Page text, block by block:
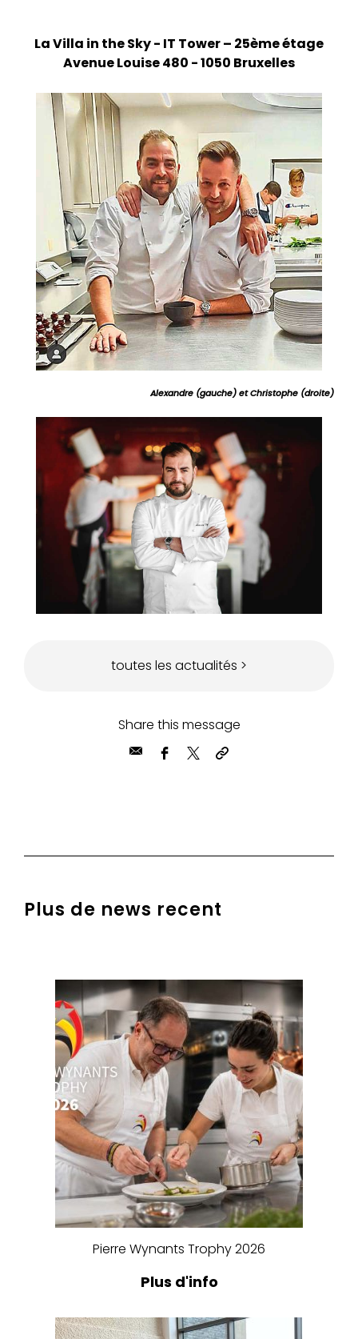
La Villa in the Sky - IT Tower – 25ème étage
Avenue Louise 480 - 1050 Bruxelles
Alexandre (gauche) et Christophe (droite)
toutes les actualités >
Share this message
Plus de news recent
Pierre Wynants Trophy 2026
Plus d'info